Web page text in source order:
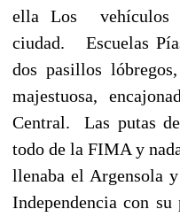
ella Los
ciudad. Escuelas
dos pasillos
majestuosa,
Central. Las putas
todo de la FIMA y
llenaba el Argensola
Independencia con